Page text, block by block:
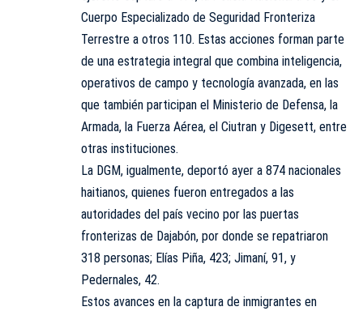
Cuerpo Especializado de Seguridad Fronteriza
Terrestre a otros 110. Estas acciones forman parte
de una estrategia integral que combina inteligencia,
operativos de campo y tecnología avanzada, en las
que también participan el Ministerio de Defensa, la
Armada, la Fuerza Aérea, el Ciutran y Digesett, entre
otras instituciones.
La DGM, igualmente, deportó ayer a 874 nacionales
haitianos, quienes fueron entregados a las
autoridades del país vecino por las puertas
fronterizas de Dajabón, por donde se repatriaron
318 personas; Elías Piña, 423; Jimaní, 91, y
Pedernales, 42.
Estos avances en la captura de inmigrantes en